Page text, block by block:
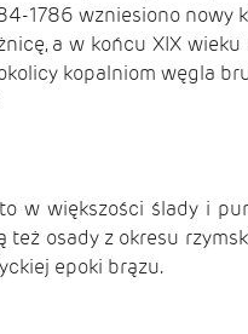
1786 wzniesiono nowy
a w końcu XIX
kopalniom węgla
w większości ślady i
też osady z okresu
epoki brązu.